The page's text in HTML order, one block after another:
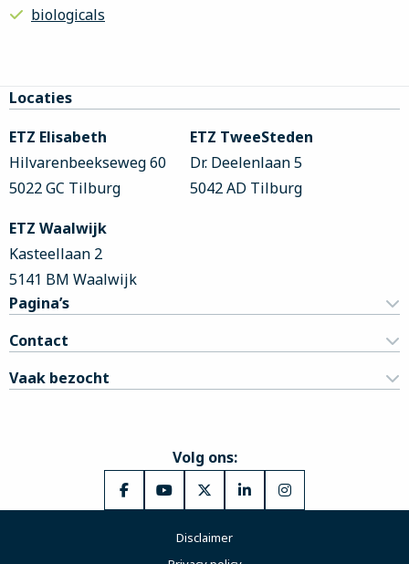
biologicals
Site
footer
Locaties
ETZ Elisabeth
Hilvarenbeekseweg 60
5022 GC Tilburg
ETZ TweeSteden
Dr. Deelenlaan 5
5042 AD Tilburg
ETZ Waalwijk
Kasteellaan 2
5141 BM Waalwijk
Pagina’s
Contact
Vaak bezocht
Volg ons:
Ga
Facebook
Ga
YouTube
Ga
X
Ga
Ga
Disclaimer